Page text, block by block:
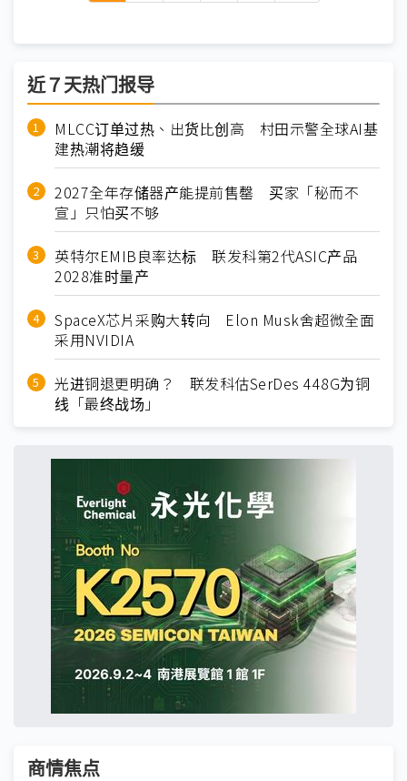
近７天热门报导
MLCC订单过热、出货比创高 村田示警全球AI基
建热潮将趋缓
2027全年存储器产能提前售罄 买家「秘而不
宣」只怕买不够
英特尔EMIB良率达标 联发科第2代ASIC产品
2028准时量产
SpaceX芯片采购大转向 Elon Musk舍超微全面
采用NVIDIA
光进铜退更明确？ 联发科估SerDes 448G为铜
线「最终战场」
商情焦点